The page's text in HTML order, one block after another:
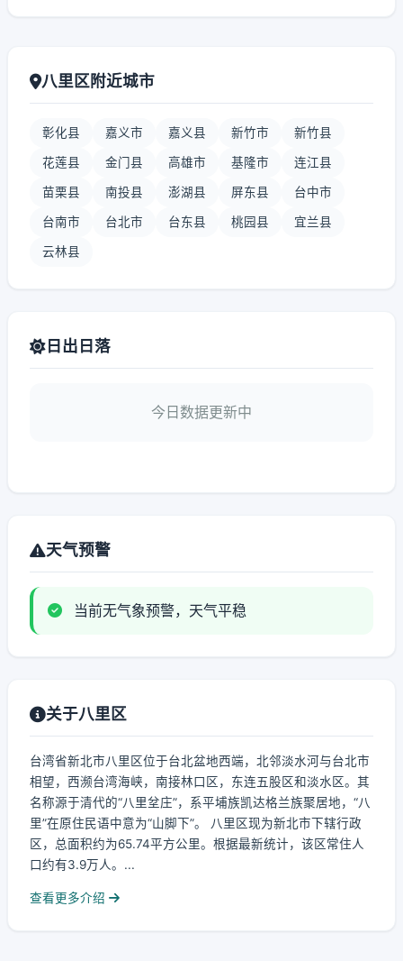
八里区附近城市
彰化县 嘉义市 嘉义县 新竹市 新竹县
花莲县 金门县 高雄市 基隆市 连江县
苗栗县 南投县 澎湖县 屏东县 台中市
台南市 台北市 台东县 桃园县 宜兰县
云林县
日出日落
今日数据更新中
天气预警
当前无气象预警，天气平稳
关于八里区
台湾省新北市八里区位于台北盆地西端，北邻淡水河与台北市
相望，西濒台湾海峡，南接林口区，东连五股区和淡水区。其
名称源于清代的“八里坌庄”，系平埔族凯达格兰族聚居地，“八
里”在原住民语中意为“山脚下”。 八里区现为新北市下辖行政
区，总面积约为65.74平方公里。根据最新统计，该区常住人
口约有3.9万人。...
查看更多介绍